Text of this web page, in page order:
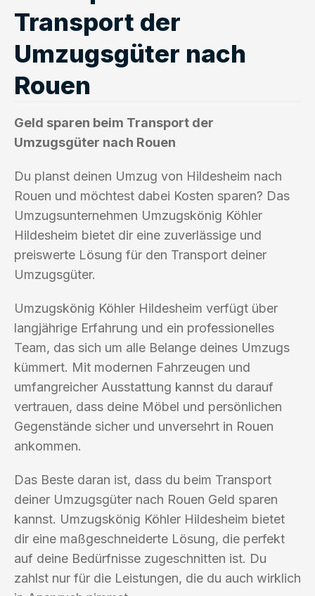
Transport der
Umzugsgüter nach
Rouen
Geld sparen beim Transport der
Umzugsgüter nach Rouen
Du planst deinen Umzug von Hildesheim nach
Rouen und möchtest dabei Kosten sparen? Das
Umzugsunternehmen Umzugskönig Köhler
Hildesheim bietet dir eine zuverlässige und
preiswerte Lösung für den Transport deiner
Umzugsgüter.
Umzugskönig Köhler Hildesheim verfügt über
langjährige Erfahrung und ein professionelles
Team, das sich um alle Belange deines Umzugs
kümmert. Mit modernen Fahrzeugen und
umfangreicher Ausstattung kannst du darauf
vertrauen, dass deine Möbel und persönlichen
Gegenstände sicher und unversehrt in Rouen
ankommen.
Das Beste daran ist, dass du beim Transport
deiner Umzugsgüter nach Rouen Geld sparen
kannst. Umzugskönig Köhler Hildesheim bietet
dir eine maßgeschneiderte Lösung, die perfekt
auf deine Bedürfnisse zugeschnitten ist. Du
zahlst nur für die Leistungen, die du auch wirklich